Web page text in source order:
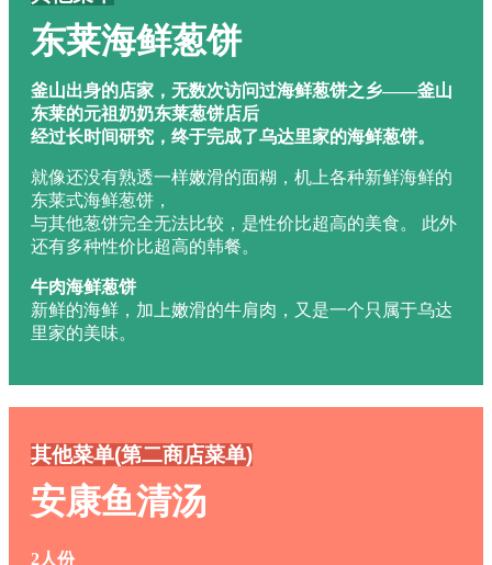
东莱海鲜葱饼
釜山出身的店家，无数次访问过海鲜葱饼之乡——釜山
东莱的元祖奶奶东莱葱饼店后
经过长时间研究，终于完成了乌达里家的海鲜葱饼。
就像还没有熟透一样嫩滑的面糊，机上各种新鲜海鲜的
东莱式海鲜葱饼，
与其他葱饼完全无法比较，是性价比超高的美食。 此外
还有多种性价比超高的韩餐。
牛肉海鲜葱饼
新鲜的海鲜，加上嫩滑的牛肩肉，又是一个只属于乌达
里家的美味。
其他菜单(第二商店菜单)
安康鱼清汤
2人份